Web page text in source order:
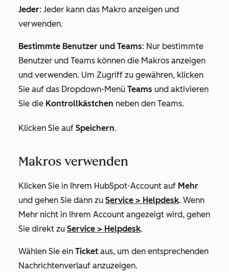
Jeder: Jeder kann das Makro anzeigen und
verwenden.
Bestimmte Benutzer und Teams: Nur bestimmte
Benutzer und Teams können die Makros anzeigen
und verwenden. Um Zugriff zu gewähren, klicken
Sie auf das Dropdown-Menü Teams und aktivieren
Sie die Kontrollkästchen neben den Teams.
Klicken Sie auf Speichern.
Makros verwenden
Klicken Sie in Ihrem HubSpot-Account auf Mehr
und gehen Sie dann zu Service > Helpdesk. Wenn
Mehr nicht in Ihrem Account angezeigt wird, gehen
Sie direkt zu Service > Helpdesk.
Wählen Sie ein Ticket aus, um den entsprechenden
Nachrichtenverlauf anzuzeigen.